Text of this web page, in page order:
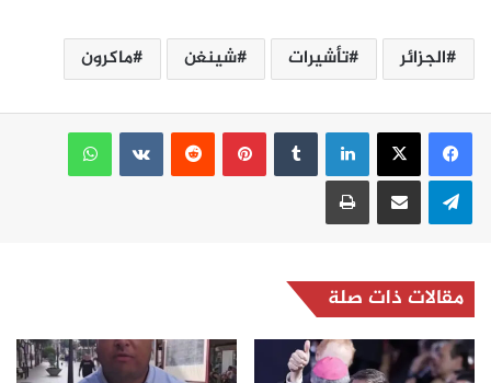
الجزائر تأشيرات شينغن ماكرون
لينكدإن بينتيريست
واتساب
تيلقرام مشاركة عبر البريد طباعة
مقالات ذات صلة